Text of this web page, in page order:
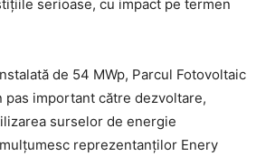
serioase, cu impact pe termen
de 54 MWp, Parcul Fotovoltaic
important către dezvoltare,
surselor de energie
reprezentanților Enery